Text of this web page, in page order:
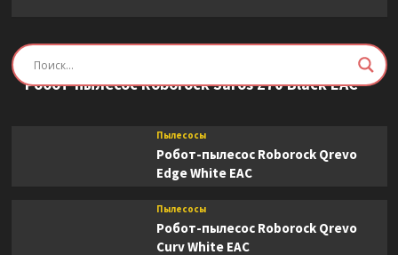
Пылесосы
Робот-пылесос Roborock Saros Z70 Black EAC
Пылесосы
Робот-пылесос Roborock Qrevo
Edge White EAC
Пылесосы
Робот-пылесос Roborock Qrevo
Curv White EAC